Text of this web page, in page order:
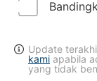
Update
kami apabila
yang tidak